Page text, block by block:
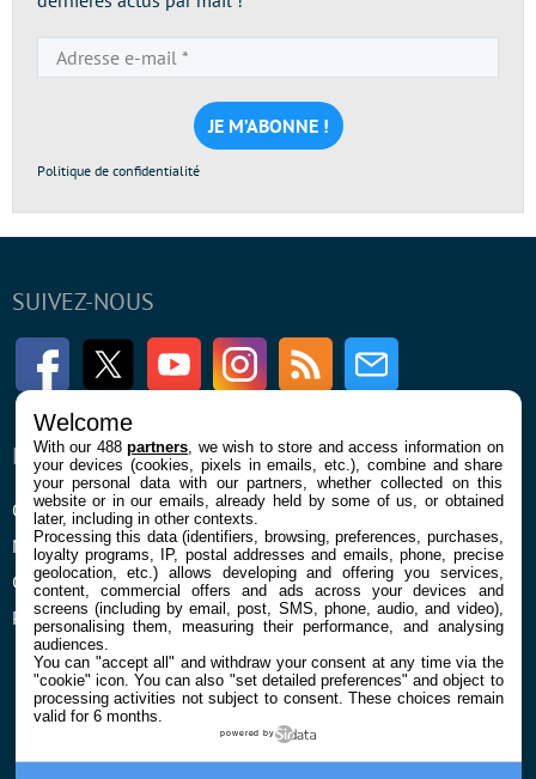
e-
mail
*
Politique de confidentialité
SUIVEZ-NOUS
FacebookTwitter Youtube InstagramRSS Newsletter
ENTREPRISE
Qui sommes nous
Mentions légales et CGU
Confidentialité et Cookies
Préférences cookies
À PROPOS
La rédaction
Contact
Welcome
With our 488partners , we wish to store and access information on
your devices (cookies, pixels in emails, etc.), combine and share
your personal data with our partners, whether collected on this
website or in our emails, already held by some of us, or obtained
later, including in other contexts.
Processing this data (identifiers, browsing, preferences, purchases,
loyalty programs, IP, postal addresses and emails, phone, precise
geolocation, etc.) allows developing and offering you services,
content, commercial offers and ads across your devices and
screens (including by email, post, SMS, phone, audio, and video),
personalising them, measuring their performance, and analysing
audiences.
You can "accept all" and withdraw your consent at any time via the
"cookie" icon. You can also "set detailed preferences" and object to
processing activities not subject to consent. These choices remain
valid for 6 months.
powered by